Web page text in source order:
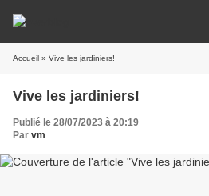
Accueil » Vive les jardiniers!
Vive les jardiniers!
Publié le 28/07/2023 à 20:19
Par vm